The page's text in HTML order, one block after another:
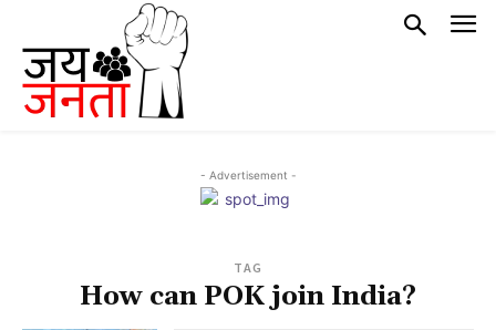
- Advertisement -
TAG
How can POK join India?